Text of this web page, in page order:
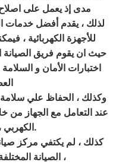
مدى إذ يعمل على
لذلك ، يقدم أفضل خدمات
للأجهزة الكهربائية ،
حيث ان يقوم فريق الصيانة
اختبارات الأمان و
وكذلك ، الحفاظ علي سلامة
عند التعامل مع الجهاز من
الكهربي.
كذلك ، لم يكتفي مركز
الصيانة المختلفة لإنقاذ اعطال جهازك الايبرنا ،